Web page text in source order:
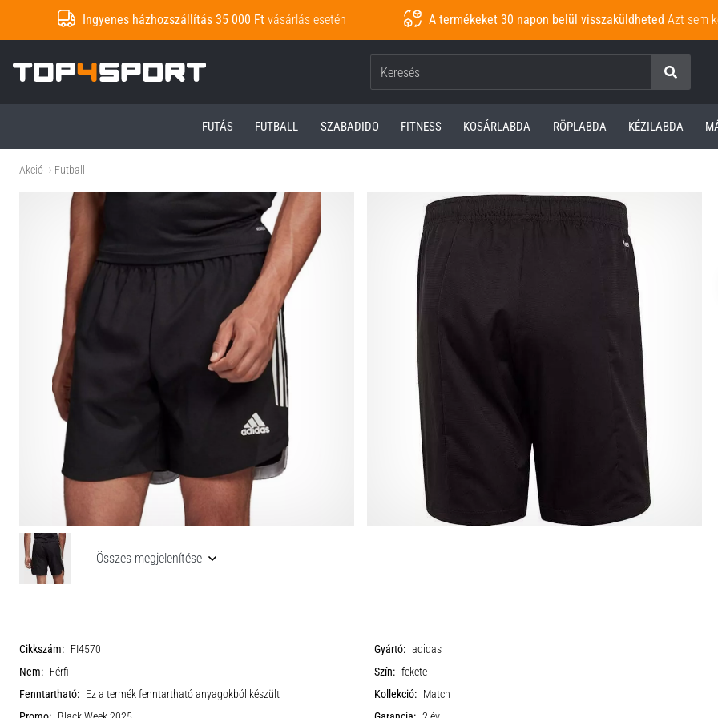
Ingyenes házhozszállítás 35 000 Ft vásárlás esetén A termékeket 30 napon belül visszaküldheted Azt sem
Top4Sport.hu
Keresés
FUTÁS FUTBALL SZABADIDO FITNESS KOSÁRLABDA RÖPLABDA KÉZILABDA
Akció Futball
Összes megjelenítése
Cikkszám: FI4570 Gyártó: adidas
Nem: Férfi Szín: fekete
Fenntartható: Ez a termék fenntartható anyagokból készült Kollekció: Match